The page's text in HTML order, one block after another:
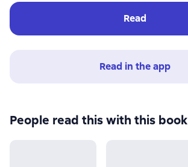
Read
Read in the app
People read this with this book